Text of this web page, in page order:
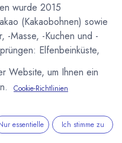
wurde 2015
(Kakaobohnen) sowie
-Masse, -Kuchen und -
Elfenbeinküste,
Kolumbien, Peru und
Website, um Ihnen ein
Cookie-Richtlinien
essentielle Ich stimme zu